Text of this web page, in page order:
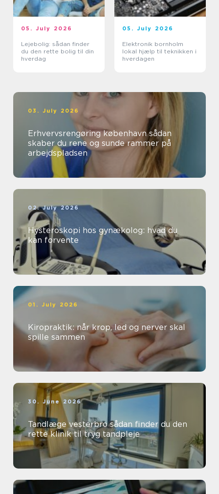
05. July 2026
Lejebolig: sådan finder
du den rette bolig til din
hverdag
05. July 2026
Elektronik bornholm
lokal hjælp til teknikken i
hverdagen
03. July 2026
Erhvervsrengøring københavn sådan
skaber du rene og sunde rammer på
arbejdspladsen
02. July 2026
Hysteroskopi hos gynækolog: hvad du
kan forvente
01. July 2026
Kiropraktik: når krop, led og nerver skal
spille sammen
30. June 2026
Tandlæge vesterbro sådan finder du den
rette klinik til tryg tandpleje